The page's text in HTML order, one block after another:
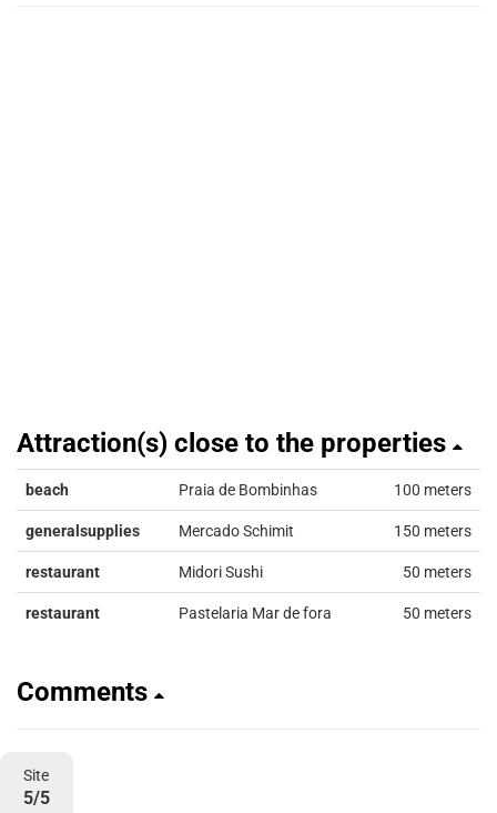
Attraction(s) close to the properties
beach Praia de Bombinhas 100 meters
generalsupplies Mercado Schimit 150 meters
restaurant Midori Sushi 50 meters
restaurant Pastelaria Mar de fora 50 meters
Comments
Site
5/5